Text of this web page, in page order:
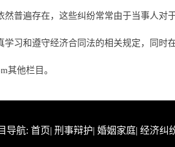
普遍存在，这些纠纷常常由于当事人对
习和遵守经济合同法的相关规定，同时
其他栏目。
导航: 首页| 刑事辩护| 婚姻家庭| 经济纠